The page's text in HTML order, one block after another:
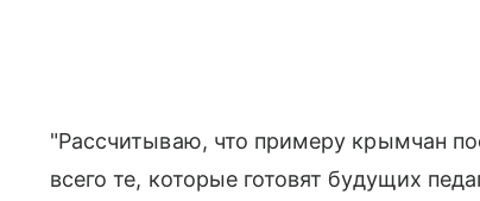
"Рассчитываю, что примеру крымчан
всего те, которые готовят будущих